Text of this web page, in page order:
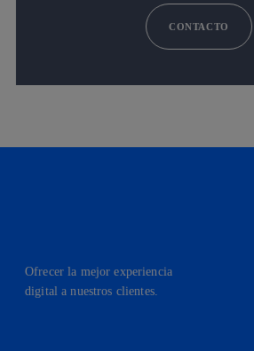
CONTACTO
Ofrecer la mejor experiencia
digital a nuestros clientes.